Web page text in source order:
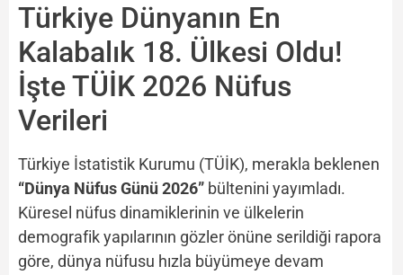
Türkiye Dünyanın En
Kalabalık 18. Ülkesi Oldu!
İşte TÜİK 2026 Nüfus
Verileri
Türkiye İstatistik Kurumu (TÜİK), merakla beklenen
“Dünya Nüfus Günü 2026” bültenini yayımladı.
Küresel nüfus dinamiklerinin ve ülkelerin
demografik yapılarının gözler önüne serildiği rapora
göre, dünya nüfusu hızla büyümeye devam